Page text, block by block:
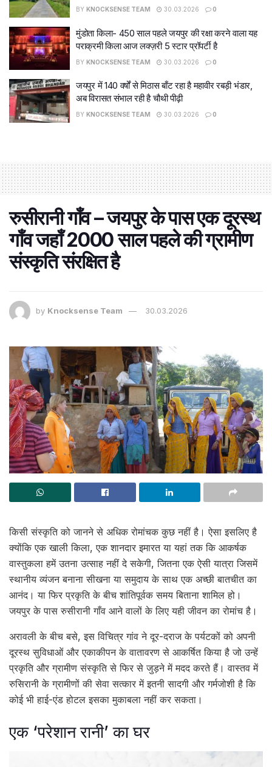
BY KNOCKSENSE TEAM 30.03.2026 0
मुंडोता किला- 450 साल पहले जयपुर की रक्षा करने वाला यह
पराक्रमी किला आज लक्ज़री 5 स्टार प्रॉपर्टी है
BY KNOCKSENSE TEAM 30.03.2026 0
जयपुर में 140 वर्षों से मिठास बाँट रहा है महावीर रबड़ी भंडार,
अब विरासत संभाल रही है चौथी पीढ़ी
BY KNOCKSENSE TEAM 30.03.2026 0
रुसीरानी गाँव – जयपुर के पास एक दूरस्थ
गाँव जहाँ 2000 साल पहले की ग्रामीण
संस्कृति संरक्षित है
by Knocksense Team 30.03.2026
किसी संस्कृति को जानने से अधिक रोमांचक कुछ नहीं है। ऐसा इसलिए है
क्योंकि एक खाली किला, एक शानदार इमारत या यहां तक ​​कि आकर्षक
वास्तुकला हमें उतना उत्साह नहीं दे सकेगी, जितना एक ऐसी यात्रा जिसमें
स्थानीय व्यंजन बनाना सीखना या समुदाय के साथ एक अच्छी बातचीत का
आनंद। या फिर प्रकृति के बीच शांतिपूर्वक समय बिताना शामिल हो।
जयपुर के पास रुसीरानी गाँव आने वालों के लिए यही जीवन का रोमांच है।
अरावली के बीच बसे, इस विचित्र गांव ने दूर-दराज के पर्यटकों को अपनी
दूरस्थ सुविधाओं और एकाकीपन के वातावरण से आकर्षित किया है जो उन्हें
प्रकृति और ग्रामीण संस्कृति से फिर से जुड़ने में मदद करते हैं। वास्तव में
रुसिरानी के ग्रामीणों की सेवा सत्कार में इतनी सादगी और गर्मजोशी है कि
कोई भी हाई-एंड होटल इसका मुकाबला नहीं कर सकता।
एक ‘परेशान रानी’ का घर